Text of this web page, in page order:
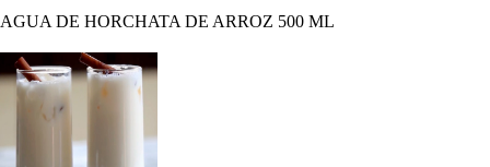
AGUA DE HORCHATA DE ARROZ 500 ML